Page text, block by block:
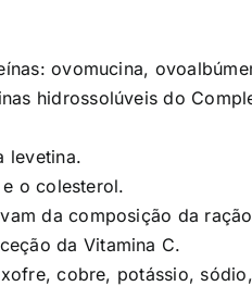
ovomucina,
hidrossolúveis do
levetina.
o colesterol.
da composição da
da Vitamina C.
cobre, potássio,